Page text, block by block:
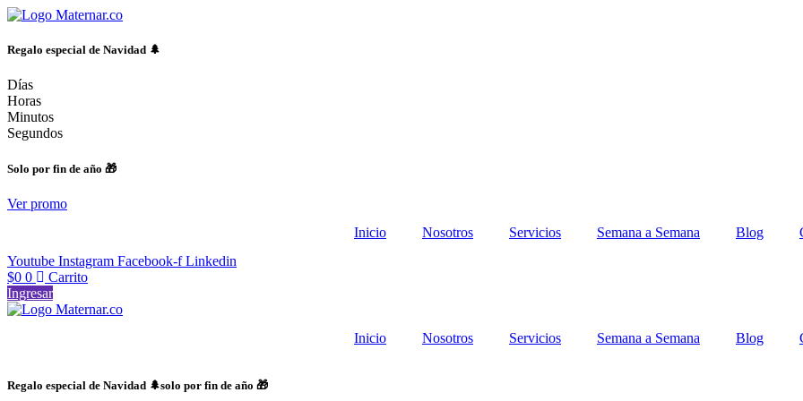
Ir
contenido
Regalo especial de Navidad 🌲
Días
Horas
Minutos
Segundos
Solo por fin de año 🎁
Ver promo
Inicio
Nosotros Servicios Semana a Semana Blog
Youtube Instagram Facebook-f Linkedin
$0 0
Carrito
Ingresar
Inicio Nosotros Servicios Semana a Semana Blog
Regalo especial de Navidad 🌲solo por fin de año 🎁